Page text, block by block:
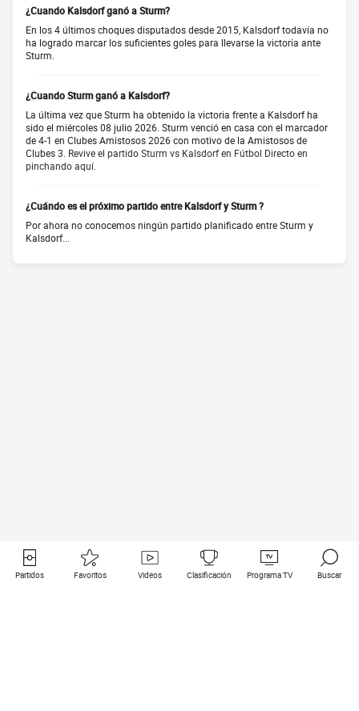
¿Cuando Kalsdorf ganó a Sturm?
En los 4 últimos choques disputados desde 2015, Kalsdorf todavía no
ha logrado marcar los suficientes goles para llevarse la victoria ante
Sturm.
¿Cuando Sturm ganó a Kalsdorf?
La última vez que Sturm ha obtenido la victoria frente a Kalsdorf ha
sido el miércoles 08 julio 2026. Sturm venció en casa con el marcador
de 4-1 en Clubes Amistosos 2026 con motivo de la Amistosos de
Clubes 3. Revive el partido Sturm vs Kalsdorf en Fútbol Directo en
pinchando aquí.
¿Cuándo es el próximo partido entre Kalsdorf y Sturm ?
Por ahora no conocemos ningún partido planificado entre Sturm y
Kalsdorf...
Partidos Favoritos Videos Clasificación Programa TV Buscar